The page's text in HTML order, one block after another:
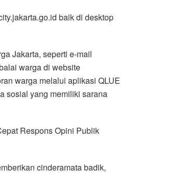
baik di desktop
Jakarta, seperti e-mail
warga di website
warga melalui aplikasi QLUE
sosial yang memiliki sarana
Respons Opini Publik
cinderamata badik,